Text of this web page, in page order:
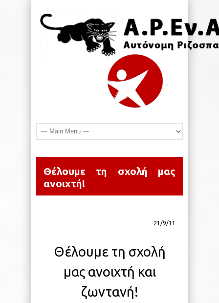
Θέλουμε τη σχολή μας
ανοιχτή!
21/9/11
Θέλουμε τη σχολή
μας ανοιχτή και
ζωντανή!